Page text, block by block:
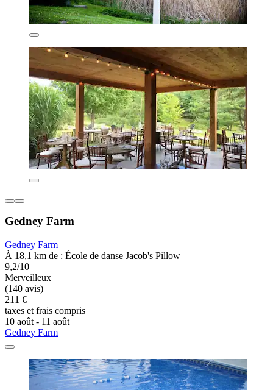
Gedney Farm
Gedney Farm
À 18,1 km de : École de danse Jacob's Pillow
9,2/10
Merveilleux
(140 avis)
211 €
taxes et frais compris
10 août - 11 août
Gedney Farm